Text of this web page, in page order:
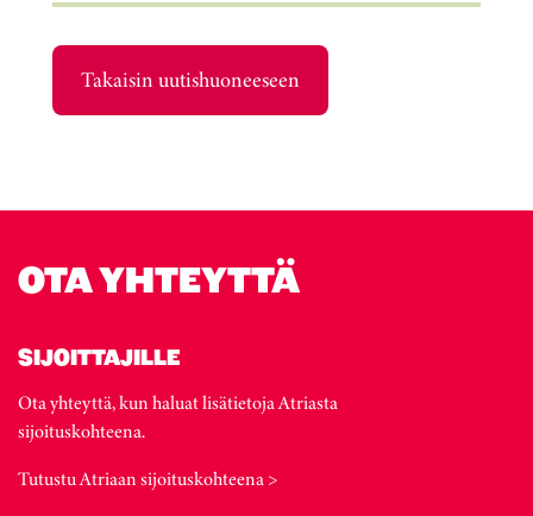
Takaisin uutishuoneeseen
OTA YHTEYTTÄ
SIJOITTAJILLE
Ota yhteyttä, kun haluat lisätietoja Atriasta
sijoituskohteena.
Tutustu Atriaan sijoituskohteena >